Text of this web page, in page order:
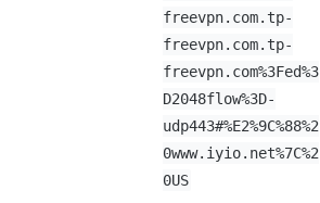
freevpn.com.tp-
freevpn.com.tp-
freevpn.com%3Fed%3
D2048flow%3D-
udp443#%E2%9C%88%2
0www.iyio.net%7C%2
0US